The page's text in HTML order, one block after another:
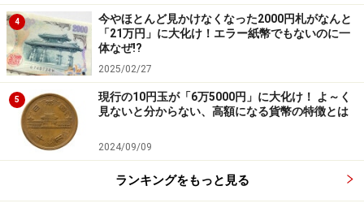
「ヘロインの50倍強い」「わずか2mgで効く」といった
報道がありますが、これはフェンタニルの鎮痛効果が非
常に強いことを指しています。「ヘロインの50倍危険」
という意味ではありません。フェンタニルは医療現場で
正しく使われれば、安全に鎮痛効果を発揮する薬であ
り、「危険薬物」ではないのです。問題は薬ではなく、
何の知識もなく乱用してしまう使用者にあります。
4
今やほとんど見かけなくなった2000円札がなんと
「21万円」に大化け！エラー紙幣でもないのに一
体なぜ!?
2025/02/27
5
現行の10円玉が「6万5000円」に大化け！ よ～く
見ないと分からない、高額になる貨幣の特徴とは
2024/09/09
ランキングをもっと見る